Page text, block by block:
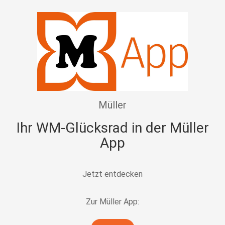
Müller
Ihr WM-Glücksrad in der Müller
App
Jetzt entdecken
Zur Müller App: